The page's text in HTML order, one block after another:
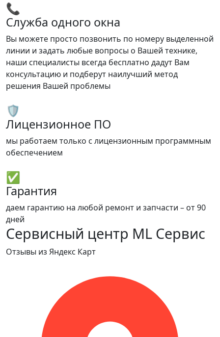
📞
Служба одного окна
Вы можете просто позвонить по номеру выделенной
линии и задать любые вопросы о Вашей технике,
наши специалисты всегда бесплатно дадут Вам
консультацию и подберут наилучший метод
решения Вашей проблемы
🛡️
Лицензионное ПО
мы работаем только с лицензионным программным
обеспечением
✅
Гарантия
даем гарантию на любой ремонт и запчасти – от 90
дней
Сервисный центр ML Сервис
Отзывы из Яндекс Карт